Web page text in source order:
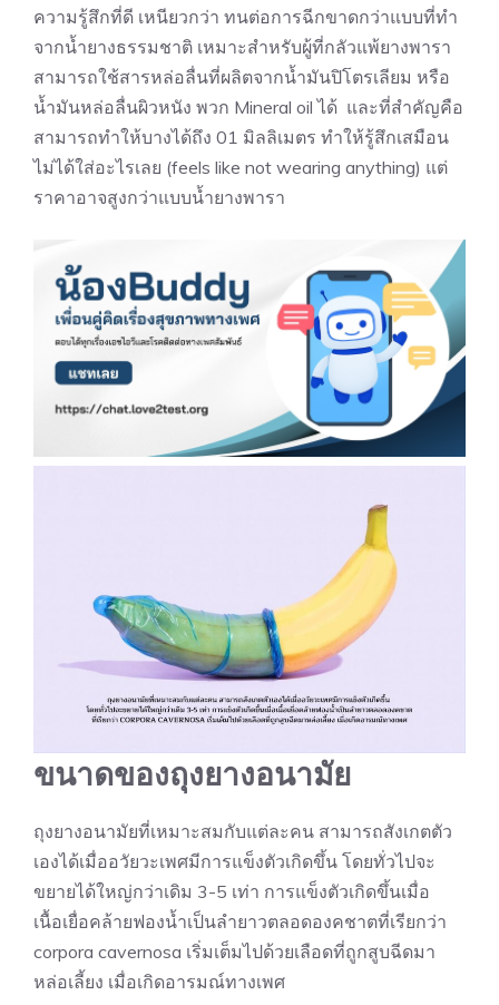
ความรู้สึกที่ดี เหนียวกว่า ทนต่อการฉีกขาดกว่าแบบที่ทำ
จากน้ำยางธรรมชาติ เหมาะสำหรับผู้ที่กลัวแพ้ยางพารา
สามารถใช้สารหล่อลื่นที่ผลิตจากน้ำมันปิโตรเลียม หรือ
น้ำมันหล่อลื่นผิวหนัง พวก Mineral oil ได้ และที่สำคัญคือ
สามารถทำให้บางได้ถึง 01 มิลลิเมตร ทำให้รู้สึกเสมือน
ไม่ได้ใส่อะไรเลย (feels like not wearing anything) แต่
ราคาอาจสูงกว่าแบบน้ำยางพารา
ขนาดของถุงยางอนามัย
ถุงยางอนามัยที่เหมาะสมกับแต่ละคน สามารถสังเกตตัว
เองได้เมื่ออวัยวะเพศมีการแข็งตัวเกิดขึ้น โดยทั่วไปจะ
ขยายได้ใหญ่กว่าเดิม 3-5 เท่า การแข็งตัวเกิดขึ้นเมื่อ
เนื้อเยื่อคล้ายฟองน้ำเป็นลำยาวตลอดองคชาตที่เรียกว่า
corpora cavernosa เริ่มเต็มไปด้วยเลือดที่ถูกสูบฉีดมา
หล่อเลี้ยง เมื่อเกิดอารมณ์ทางเพศ